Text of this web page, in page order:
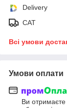
Delivery
САТ
Всі умови
Умови оплати
Ви